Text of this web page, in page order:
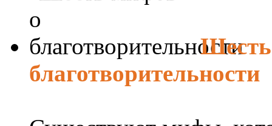
благотворительности